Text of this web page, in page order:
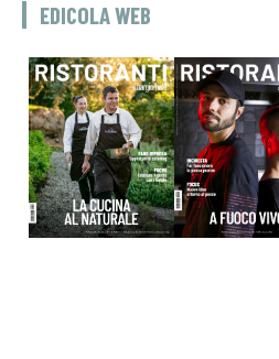
EDICOLA WEB